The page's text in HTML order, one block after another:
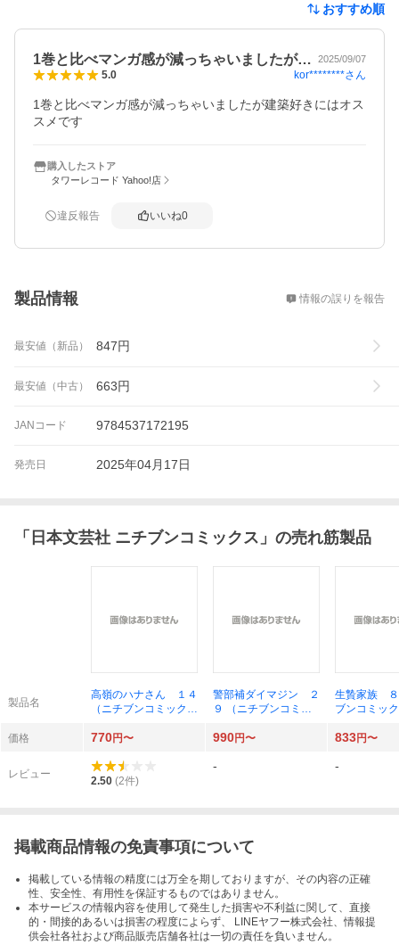
おすすめ順
1巻と比べマンガ感が減っちゃいましたが… 2025/09/07
5.0 kor********さん
1巻と比べマンガ感が減っちゃいましたが建築好きにはオス
スメです
購入したストア
タワーレコード Yahoo!店
違反報告 いいね0
製品情報 情報の誤りを報告
最安値（新品） 847円
最安値（中古） 663円
JANコード 9784537172195
発売日 2025年04月17日
「 日本文芸社 ニチブンコミックス 」の売れ筋製品
製品名
高嶺のハナさん １４
（ニチブンコミック
警部補ダイマジン ２
９ （ニチブンコミッ
ウー
生贄家族 ８
ブンコミッ
価格
770円〜 990円〜 833円〜
レビュー
2.50 (2件)
- -
掲載商品情報の免責事項について
掲載している情報の精度には万全を期しておりますが、その内容の正確
性、安全性、有用性を保証するものではありません。
本サービスの情報内容を使用して発生した損害や不利益に関して、直接
的・間接的あるいは損害の程度によらず、 LINEヤフー株式会社、情報提
供会社各社および商品販売店舗各社は一切の責任を負いません。